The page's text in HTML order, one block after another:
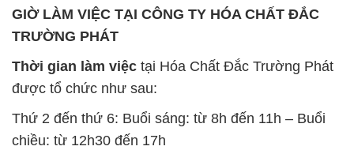
GIỜ LÀM VIỆC TẠI CÔNG TY HÓA CHẤT ĐẮC
TRƯỜNG PHÁT
Thời gian làm việc tại Hóa Chất Đắc Trường Phát
được tổ chức như sau:
Thứ 2 đến thứ 6: Buổi sáng: từ 8h đến 11h – Buổi
chiều: từ 12h30 đến 17h